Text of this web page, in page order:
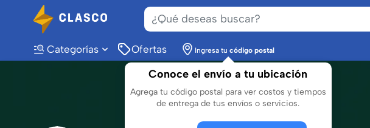
Categorías Ofertas Ingresa tu código postal
Conoce el envío a tu ubicación
Agrega tu código postal para ver costos y tiempos
de entrega de tus envíos o servicios.